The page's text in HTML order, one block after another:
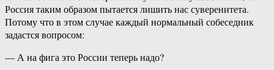
Россия таким образом пытается лишить нас суверенитета.
Потому что в этом случае каждый нормальный собеседник
задастся вопросом:
— А на фига это России теперь надо?